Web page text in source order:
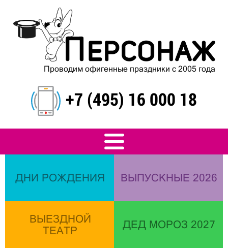
Проводим офигенные праздники с 2005 года
+7 (495) 16 000 18
ДНИ РОЖДЕНИЯ ВЫПУСКНЫЕ 2026
ВЫЕЗДНОЙ
ТЕАТР
ДЕД МОРОЗ 2027